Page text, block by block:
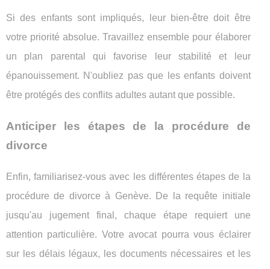
Si des enfants sont impliqués, leur bien-être doit être
votre priorité absolue. Travaillez ensemble pour élaborer
un plan parental qui favorise leur stabilité et leur
épanouissement. N'oubliez pas que les enfants doivent
être protégés des conflits adultes autant que possible.
Anticiper les étapes de la procédure de
divorce
Enfin, familiarisez-vous avec les différentes étapes de la
procédure de divorce à Genève. De la requête initiale
jusqu'au jugement final, chaque étape requiert une
attention particulière. Votre avocat pourra vous éclairer
sur les délais légaux, les documents nécessaires et les